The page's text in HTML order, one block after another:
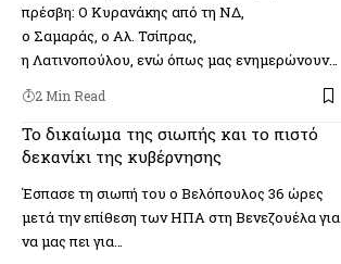
πρέσβη: Ο Κυρανάκης από τη ΝΔ,
ο Σαμαράς, ο Αλ. Τσίπρας,
η Λατινοπούλου, ενώ όπως μας ενημερώνουν…
2 Min Read
Το δικαίωμα της σιωπής και το πιστό
δεκανίκι της κυβέρνησης
Έσπασε τη σιωπή του ο Βελόπουλος 36 ώρες
μετά την επίθεση των ΗΠΑ στη Βενεζουέλα για
να μας πει για…